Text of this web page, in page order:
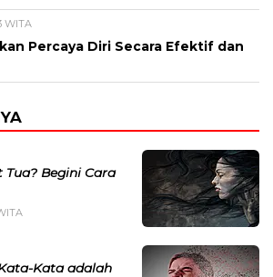
WITA
Percaya Diri Secara Efektif dan
Tua? Begini Cara
Kata adalah